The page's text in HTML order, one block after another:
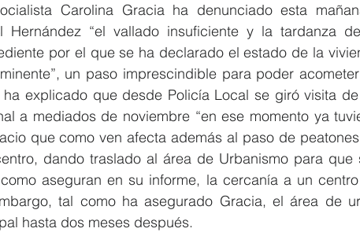
Carolina Gracia ha denunciado esta
Hernández “el vallado insuficiente y la tardanza
por el que se ha declarado el estado de la
un paso imprescindible para poder
ha explicado que desde Policía Local se giró visita
a mediados de noviembre “en ese momento ya
que como ven afecta además al paso de
dando traslado al área de Urbanismo para que
aseguran en su informe, la cercanía a un
tal como ha asegurado Gracia, el área de
hasta dos meses después.